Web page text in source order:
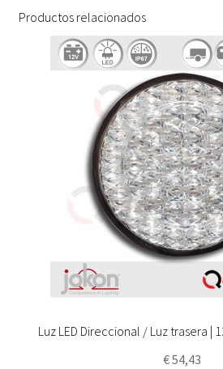
Productos relacionados
Luz LED Direccional / Luz trasera |
€54,43